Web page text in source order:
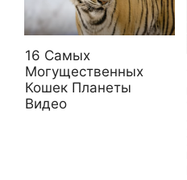
16 Самых
Могущественных
Кошек Планеты
Видео